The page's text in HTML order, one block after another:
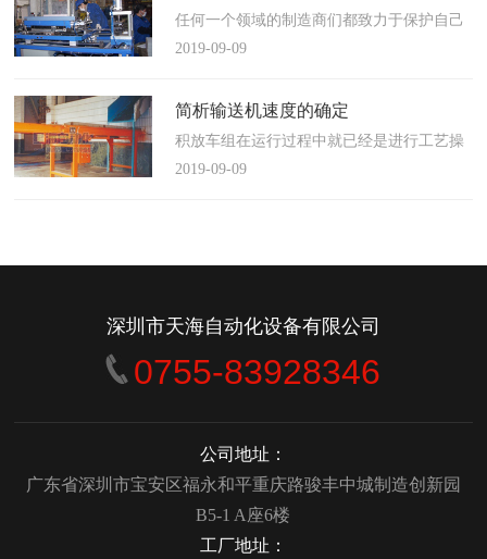
最大的工业机器人市场，将占全球总销量
17%。业内把2014年称为“中国工业机器人元
任何一个领域的制造商们都致力于保护自己
的自动化流水线生产流程不被外人知晓，即
大多数流程都带有某种专有的性质，并且混
合了不同的方法、技术和操作方式，而这最
终将影响一个制造商进行有效竞争的能力。
2019-09-09
简析输送机速度的确定
积放车组在运行过程中就已经是进行工艺操
作的区段，运行速度是由积放小车组的运行
2019-09-09
深圳市天海自动化设备有限公司
0755-83928346
公司地址：
广东省深圳市宝安区福永和平重庆路骏丰中城制造创新园
B5-1 A座6楼
工厂地址：